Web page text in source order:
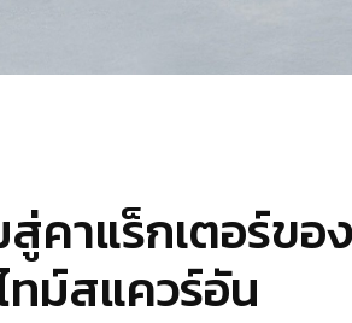
คาแร็กเตอร์ของ
ทม์สแควร์อัน